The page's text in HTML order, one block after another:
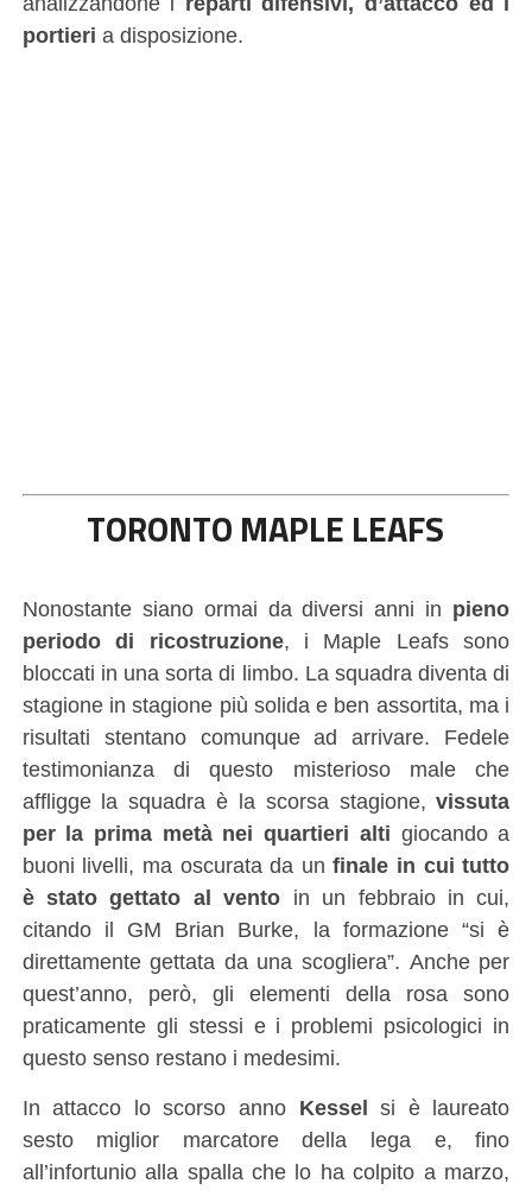
portieri a disposizione.
TORONTO MAPLE LEAFS
Nonostante siano ormai da diversi anni in pieno
periodo di ricostruzione, i Maple Leafs sono
bloccati in una sorta di limbo. La squadra diventa di
stagione in stagione più solida e ben assortita, ma i
risultati stentano comunque ad arrivare. Fedele
testimonianza di questo misterioso male che
affligge la squadra è la scorsa stagione,vissuta
per la prima metà nei quartieri alti giocando a
buoni livelli, ma oscurata da unfinale in cui tutto
è stato gettato al vento in un febbraio in cui,
citando il GM Brian Burke, la formazione “si è
direttamente gettata da una scogliera”. Anche per
quest’anno, però, gli elementi della rosa sono
praticamente gli stessi e i problemi psicologici in
questo senso restano i medesimi.
In attacco lo scorso anno Kessel si è laureato
sesto miglior marcatore della lega e, fino
all’infortunio alla spalla che lo ha colpito a marzo,